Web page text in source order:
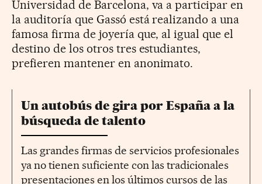
Universidad de Barcelona, va a participar en
la auditoría que Gassó está realizando a una
famosa firma de joyería que, al igual que el
destino de los otros tres estudiantes,
prefieren mantener en anonimato.
Un autobús de gira por España a la
búsqueda de talento
Las grandes firmas de servicios profesionales
ya no tienen suficiente con las tradicionales
presentaciones en los últimos cursos de las